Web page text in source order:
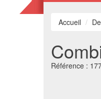
Accueil
Référence :